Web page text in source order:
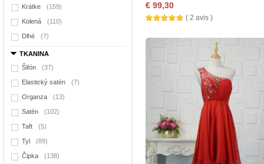
Krátke (159)
Kolená (110)
Dlhé (7)
TKANINA
Šifón
(37)
Elastický satén (7)
Organza (13)
Satén (102)
Taft (5)
Tyl (89)
Čipka (138)
€ 99,30
( 2 avis )